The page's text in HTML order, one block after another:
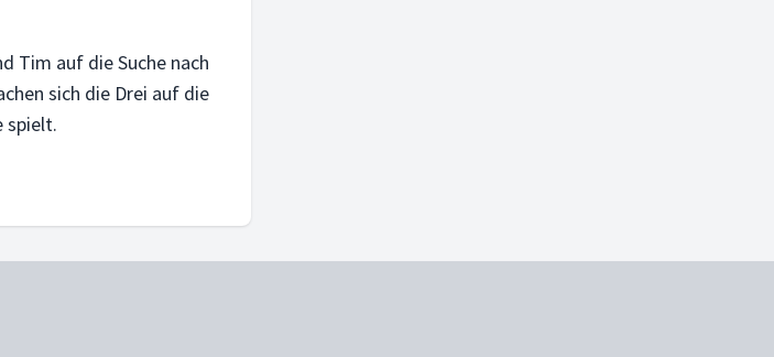
Tim auf die Suche nach
sich die Drei auf die
spielt.